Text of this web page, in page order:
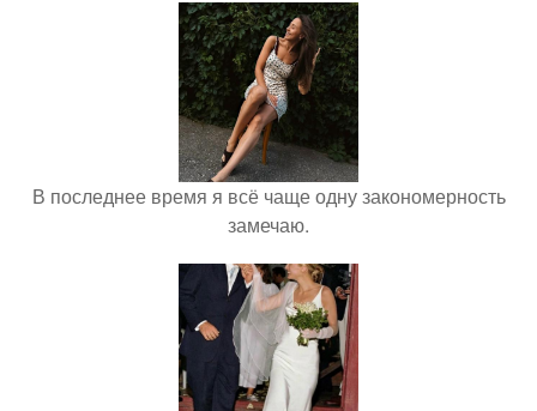
В последнее время я всё чаще одну закономерность
замечаю.